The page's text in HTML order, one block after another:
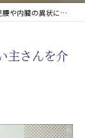
飼い主さんを介し天啓気療の遠隔を実施
主さんを介